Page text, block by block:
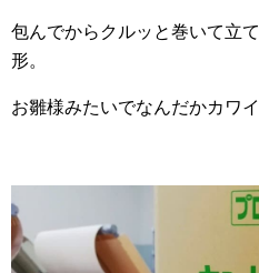
包んでからクルッと巻いて立
形。
お雛様みたいでなんだかカワ